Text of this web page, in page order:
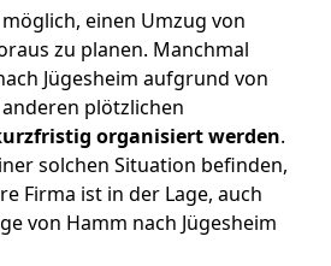
einen Umzug von
zu planen. Manchmal
Jügesheim aufgrund von
plötzlichen
organisiert werden.
solchen Situation befinden,
Firma ist in der Lage, auch
von Hamm nach Jügesheim